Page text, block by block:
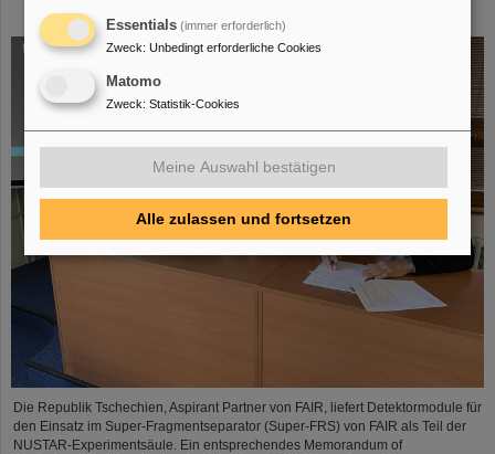
Construction Memorandum of Understanding
Die Republik Tschechien, Aspirant Partner von FAIR, liefert Detektormodule für
den Einsatz im Super-Fragmentseparator (Super-FRS) von FAIR als Teil der
NUSTAR-Experimentsäule. Ein entsprechendes Memorandum of
Essentials (immer erforderlich)
Zweck: Unbedingt erforderliche Cookies
Matomo
Zweck: Statistik-Cookies
Meine Auswahl bestätigen
Alle zulassen und fortsetzen